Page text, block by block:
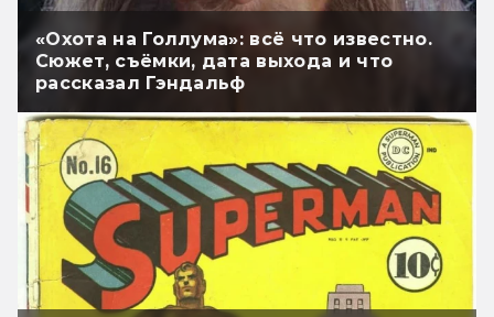
«Охота на Голлума»: всё что известно.
Сюжет, съёмки, дата выхода и что
рассказал Гэндальф